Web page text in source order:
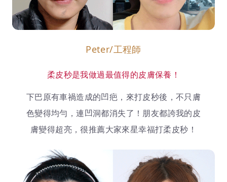
Peter/工程師
柔皮秒是我做過最值得的皮膚保養！
下巴原有車禍造成的凹疤，來打皮秒後，不只膚
色變得均勻，連凹洞都消失了！朋友都誇我的皮
膚變得超亮，很推薦大家來星幸福打柔皮秒！